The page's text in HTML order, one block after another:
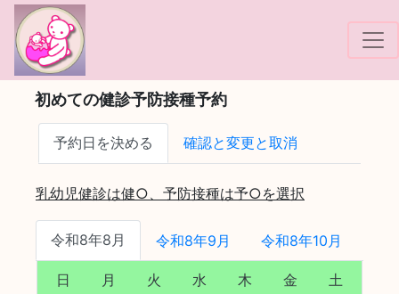
!-- Google tag (gtag.js) -->
初めての健診予防接種予約
予約日を決める 確認と変更と取消
乳幼児健診は健○、予防接種は予○を選択
令和8年8月 令和8年9月 令和8年10月
日 月 火 水 木 金 土